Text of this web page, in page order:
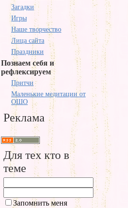
Загадки
Игры
Наше творчество
Лица сайта
Праздники
Познаем себя и
рефлексируем
Притчи
Маленькие медитации от
ОШО
Реклама
Для тех кто в
теме
Запомнить меня